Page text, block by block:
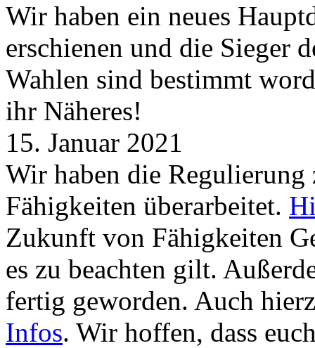
Wir haben ein neues
erschienen und die Sieger
Wahlen sind bestimmt
ihr Näheres!
15. Januar 2021
Wir haben die
Fähigkeiten überarbeitet.
Zukunft von Fähigkeiten
es zu beachten gilt.
fertig geworden. Auch
Infos. Wir hoffen, dass